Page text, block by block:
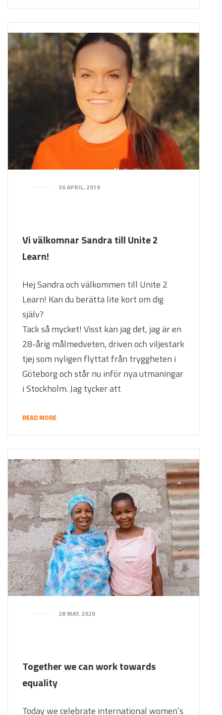
30 APRIL, 2019
Vi välkomnar Sandra till Unite 2
Learn!
Hej Sandra och välkommen till Unite 2
Learn! Kan du berätta lite kort om dig
själv?
Tack så mycket! Visst kan jag det, jag är en
28-årig målmedveten, driven och viljestark
tjej som nyligen flyttat från tryggheten i
Göteborg och står nu inför nya utmaningar
i Stockholm. Jag tycker att
READ MORE
28 MAY, 2020
Together we can work towards
equality
Today we celebrate international women’s